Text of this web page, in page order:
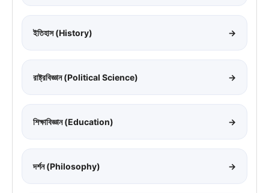
ইতিহাস (History) →
রাষ্ট্রবিজ্ঞান (Political Science) →
শিক্ষাবিজ্ঞান (Education) →
দর্শন (Philosophy) →